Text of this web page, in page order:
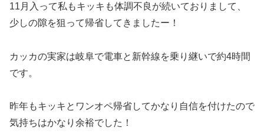
11月入って私もキッキも体調不良が続いておりまして、
少しの隙を狙って帰省してきましたー！
カッカの実家は岐阜で電車と新幹線を乗り継いで約4時間
です。
昨年もキッキとワンオペ帰省してかなり自信を付けたので
気持ちはかなり余裕でした！